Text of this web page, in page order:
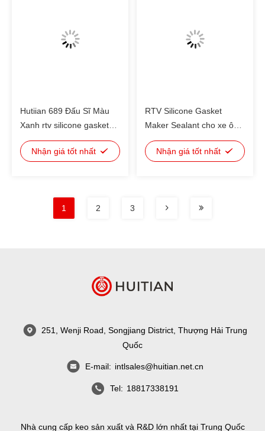
Hutiian 689 Đấu Sĩ Màu
Xanh rtv silicone gasket
maker sử dụng cho dầu
động cơ pan
Nhận giá tốt nhất
RTV Silicone Gasket
Maker Sealant cho xe ô
tô, xe buýt và xe tải sửa
chữa động cơ
Nhận giá tốt nhất
1 2 3
251, Wenji Road, Songjiang District, Thượng Hải Trung
Quốc
E-mail: intlsales@huitian.net.cn
Tel: 18817338191
Nhà cung cấp keo sản xuất và R&D lớn nhất tại Trung Quốc